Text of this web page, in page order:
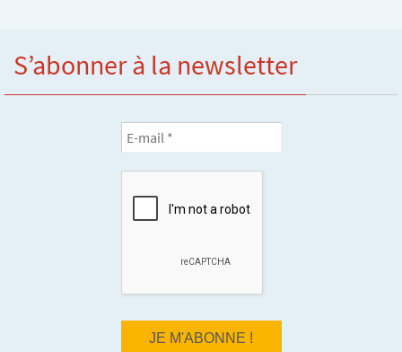
S’abonner à la newsletter